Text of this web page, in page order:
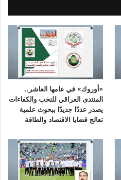
«أوروك» في عامها العاشر..
المنتدى العراقي للنخب والكفاءات
يصدر عددًا جديدًا ببحوث علمية
تعالج قضايا الاقتصاد والطاقة